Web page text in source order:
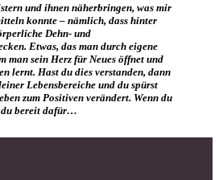
und ihnen näherbringen, was mir
konnte – nämlich, dass hinter
Dehn- und
Etwas, das man durch eigene
man sein Herz für Neues öffnet und
lernt. Hast du dies verstanden, dann
Lebensbereiche und du spürst
zum Positiven verändert. Wenn du
du bereit dafür…